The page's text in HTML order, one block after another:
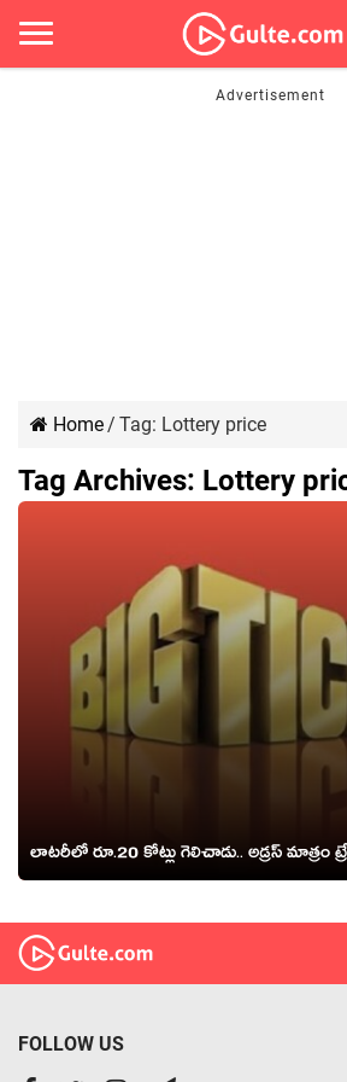
Home/ Tag: Lottery price
Tag Archives: Lottery
లాటరీలో రూ.20 కోట్లు గెలిచాడు.. అడ్రస్ మాత్రం
FOLLOW US